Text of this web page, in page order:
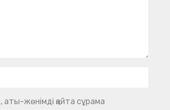
аты-жөнімді қайта сұрама